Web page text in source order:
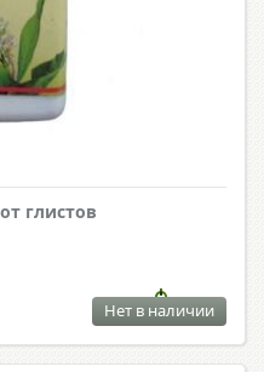
глистов
Нет в наличии